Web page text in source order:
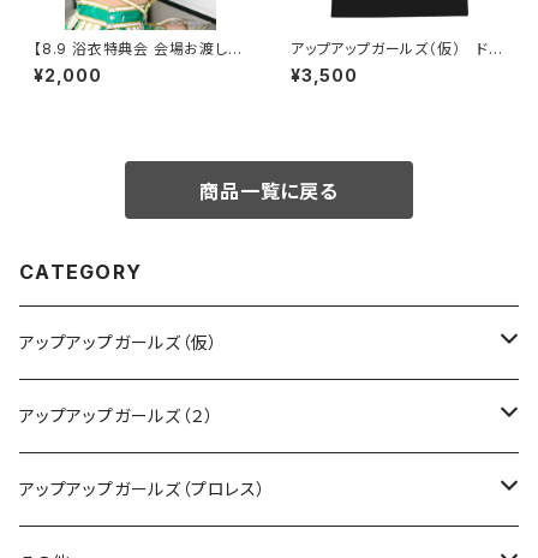
【8.9 浴衣特典会 会場お渡し限
定】鈴木志乃 コスチューム②ポ
ートレート ※発送はいたしませ
¥2,000
アップアップガールズ（仮） ドラ
イ（仮）Tシャツ
¥3,500
商品一覧に戻る
CATEGORY
アップアップガールズ（仮）
CD・DVD・Blu-ray
Tシャツ
アップアップガールズ（２）
Blu-ray
アップアップガールズ（プロレス）